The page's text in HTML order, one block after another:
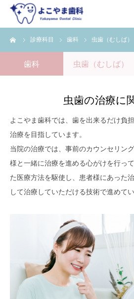
診療科目 歯科 虫歯（むしば）
歯科 虫歯（むしば）
虫歯の治療に
よこやま歯科では、歯を出来るだけ負
治療を目指しています。
当院の治療では、事前のカウンセリン
様と一緒に治療を進める心がけを行っ
た医療方法を駆使し、患者様にあった
して治療していただける技術で進めてい
HOME
初めての方へ
院長・スタッフ
アクセス
お問合せ